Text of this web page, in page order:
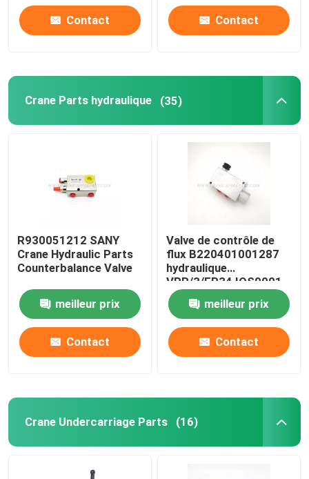
Contact Contact
Crane Parts hydraulique (35)
R930051212 SANY
Crane Hydraulic Parts
Counterbalance Valve
meilleur prix
Contact
Valve de contrôle de
flux B220401001287
hydraulique
VPR/3/EP34 IOS9001
meilleur prix
Contact
Crane Undercarriage Parts (16)